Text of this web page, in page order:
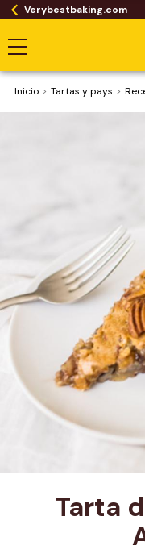
Verybestbaking.com
Inicio Tartas y pays
Tarta